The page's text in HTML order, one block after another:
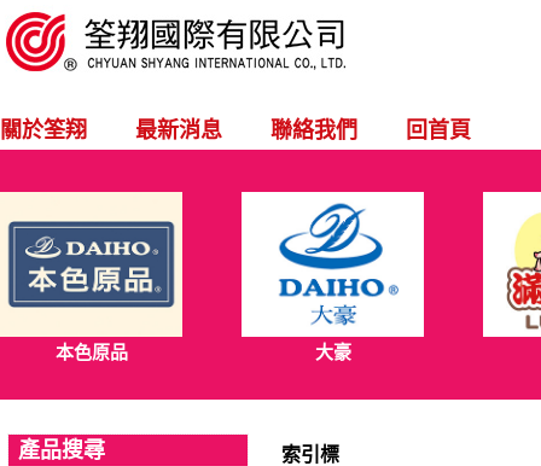
關於筌翔 最新消息 聯絡我們 回首頁
本色原品 大豪
產品搜尋 索引標